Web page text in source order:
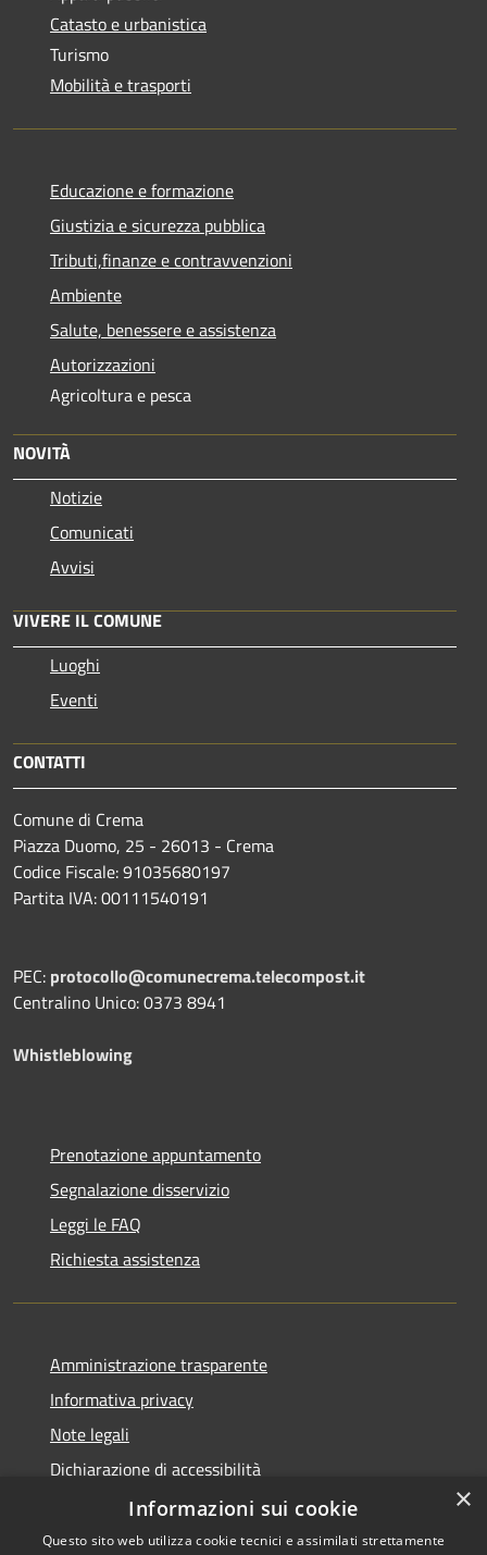
Catasto e urbanistica
Turismo
Mobilità e trasporti
Educazione e formazione
Giustizia e sicurezza pubblica
Tributi,finanze e contravvenzioni
Ambiente
Salute, benessere e assistenza
Autorizzazioni
Agricoltura e pesca
NOVITÀ
Notizie
Comunicati
Avvisi
VIVERE IL COMUNE
Luoghi
Eventi
CONTATTI
Comune di Crema
Piazza Duomo, 25 - 26013 - Crema
Codice Fiscale: 91035680197
Partita IVA: 00111540191
PEC: protocollo@comunecrema.telecompost.it
Centralino Unico: 0373 8941
Whistleblowing
Prenotazione appuntamento
Segnalazione disservizio
Leggi le FAQ
Richiesta assistenza
Amministrazione trasparente
Informativa privacy
Note legali
Dichiarazione di accessibilità
Piano di miglioramento dei servizi
×
Informazioni sui cookie
Questo sito web utilizza cookie tecnici e assimilati strettamente